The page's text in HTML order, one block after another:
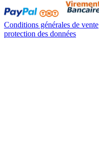
Conditions générales de vente
protection des données